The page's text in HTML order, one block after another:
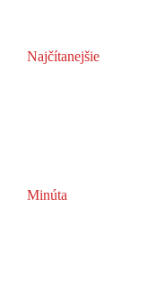
Najčítanejšie
Minúta